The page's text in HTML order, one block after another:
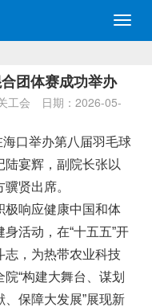
切
换
团体赛成功举办
工会
日期：2026-05-
口举办第八届羽毛球
宴辉，副院长张以
贤出席。
极响应健康中国和体
活动，在“十五五”开
志，为热带农业科技
“构建大舞台、谋划
保障大发展”展现新